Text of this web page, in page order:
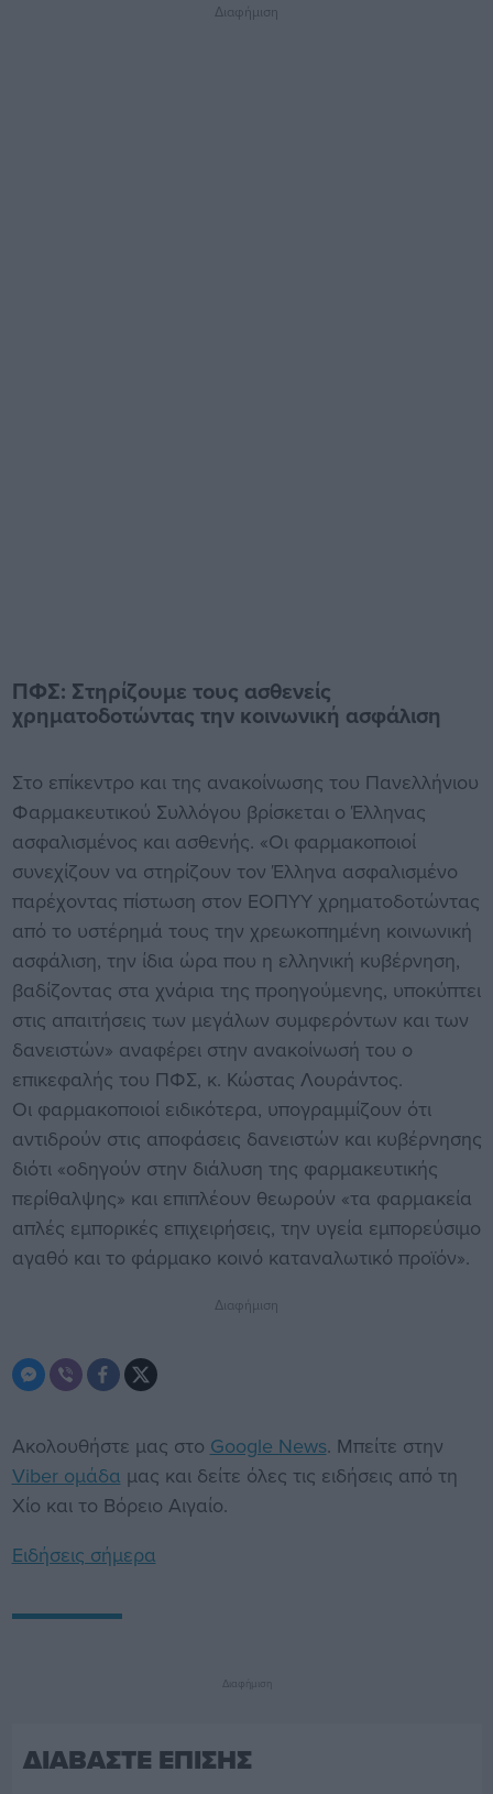
Διαφήμιση
ΠΦΣ: Στηρίζουμε τους ασθενείς
χρηματοδοτώντας την κοινωνική ασφάλιση
Στο επίκεντρο και της ανακοίνωσης του Πανελλήνιου
Φαρμακευτικού Συλλόγου βρίσκεται ο Έλληνας
ασφαλισμένος και ασθενής. «Οι φαρμακοποιοί
συνεχίζουν να στηρίζουν τον Έλληνα ασφαλισμένο
παρέχοντας πίστωση στον ΕΟΠΥΥ χρηματοδοτώντας
από το υστέρημά τους την χρεωκοπημένη κοινωνική
ασφάλιση, την ίδια ώρα που η ελληνική κυβέρνηση,
βαδίζοντας στα χνάρια της προηγούμενης, υποκύπτει
στις απαιτήσεις των μεγάλων συμφερόντων και των
δανειστών» αναφέρει στην ανακοίνωσή του ο
επικεφαλής του ΠΦΣ, κ. Κώστας Λουράντος.
Οι φαρμακοποιοί ειδικότερα, υπογραμμίζουν ότι
αντιδρούν στις αποφάσεις δανειστών και κυβέρνησης
διότι «οδηγούν στην διάλυση της φαρμακευτικής
περίθαλψης» και επιπλέουν θεωρούν «τα φαρμακεία
απλές εμπορικές επιχειρήσεις, την υγεία εμπορεύσιμο
αγαθό και το φάρμακο κοινό καταναλωτικό προϊόν».
Διαφήμιση
Ακολουθήστε μας στο Google News. Μπείτε στην
Viber ομάδα μας και δείτε όλες τις ειδήσεις από τη
Χίο και το Βόρειο Αιγαίο.
Ειδήσεις σήμερα
Διαφήμιση
ΔΙΑΒΑΣΤΕ ΕΠΙΣΗΣ